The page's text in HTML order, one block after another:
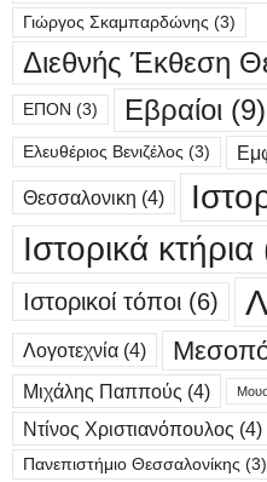
Γιώργος Σκαμπαρδώνης (3)
Διεθνής Έκθεση
ΕΠΟΝ (3) Εβραίοι (9)
Ελευθέριος Βενιζέλος (3)
Θεσσαλονικη (4)
Ιστορικά κτήρια
Ιστορικοί τόποι (6)
Λογοτεχνία (4)
Μιχάλης Παππούς (4)
Ντίνος Χριστιανόπουλος (4)
Πανεπιστήμιο Θεσσαλονίκης (3)